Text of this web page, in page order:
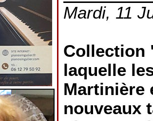
Mardi, 11
Collection
laquelle
Martinière
nouveaux